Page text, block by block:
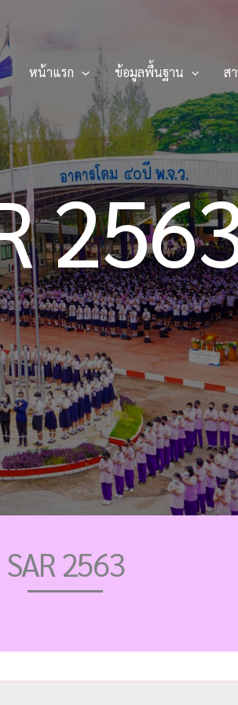
หน้าแรก ข้อมูลพื้นฐาน ส
SAR 2563